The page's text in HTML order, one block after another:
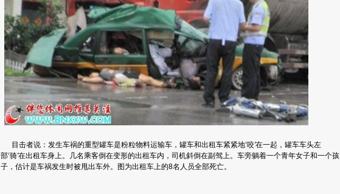
目击者说：发生车祸的重型罐车是粉粒物料运输车，罐车和出租车紧紧地‘咬'在一起，罐车车头左
部‘骑'在出租车身上。几名乘客倒在变形的出租车内，司机斜倒在副驾上。车旁躺着一个青年女子和一个孩
子，估计是车祸发生时被甩出车外。图为出租车上的8名人员全部死亡。